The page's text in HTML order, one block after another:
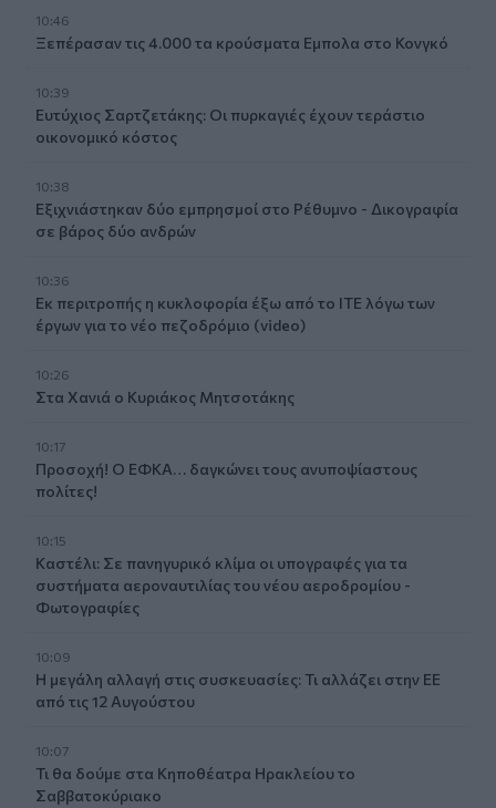
10:46
Ξεπέρασαν τις 4.000 τα κρούσματα Εμπολα στο Κονγκό
10:39
Ευτύχιος Σαρτζετάκης: Οι πυρκαγιές έχουν τεράστιο
οικονομικό κόστος
10:38
Εξιχνιάστηκαν δύο εμπρησμοί στο Ρέθυμνο - Δικογραφία
σε βάρος δύο ανδρών
10:36
Εκ περιτροπής η κυκλοφορία έξω από το ΙΤΕ λόγω των
έργων για το νέο πεζοδρόμιο (video)
10:26
Στα Χανιά ο Κυριάκος Μητσοτάκης
10:17
Προσοχή! Ο ΕΦΚΑ… δαγκώνει τους ανυποψίαστους
πολίτες!
10:15
Καστέλι: Σε πανηγυρικό κλίμα οι υπογραφές για τα
συστήματα αεροναυτιλίας του νέου αεροδρομίου -
Φωτογραφίες
10:09
Η μεγάλη αλλαγή στις συσκευασίες: Τι αλλάζει στην ΕΕ
από τις 12 Αυγούστου
10:07
Τι θα δούμε στα Κηποθέατρα Ηρακλείου το
Σαββατοκύριακο